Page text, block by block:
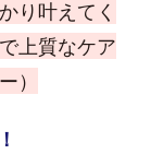
り叶えてく
上質なケア
）